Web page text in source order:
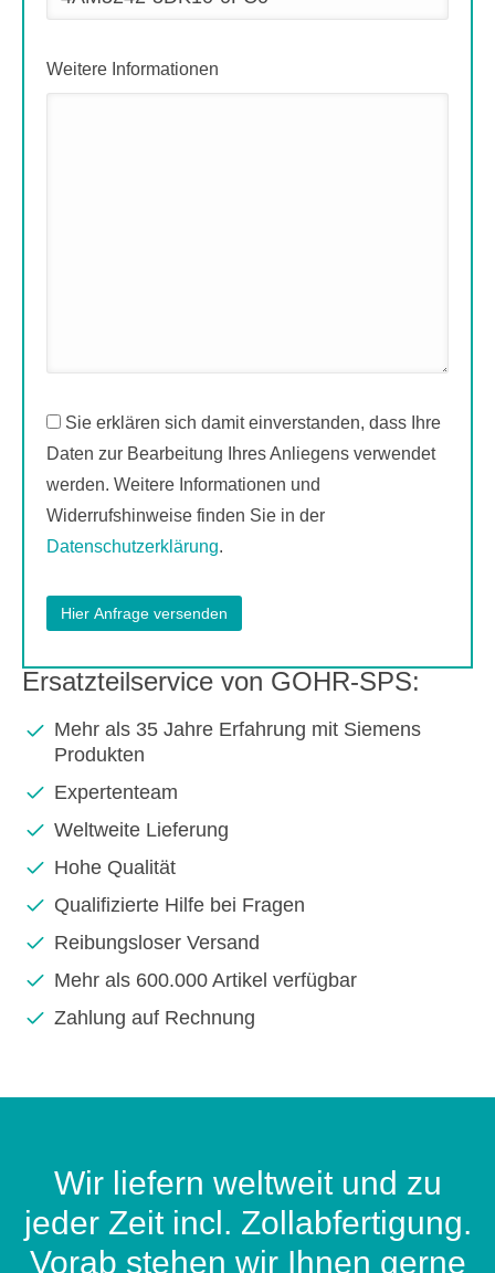
Weitere Informationen
Sie erklären sich damit einverstanden, dass Ihre
Daten zur Bearbeitung Ihres Anliegens verwendet
werden. Weitere Informationen und
Widerrufshinweise finden Sie in der
Datenschutzerklärung.
Ersatzteilservice von GOHR-SPS:
Mehr als 35 Jahre Erfahrung mit Siemens
Produkten
Expertenteam
Weltweite Lieferung
Hohe Qualität
Qualifizierte Hilfe bei Fragen
Reibungsloser Versand
Mehr als 600.000 Artikel verfügbar
Zahlung auf Rechnung
Wir liefern weltweit und zu
jeder Zeit incl. Zollabfertigung.
Vorab stehen wir Ihnen gerne